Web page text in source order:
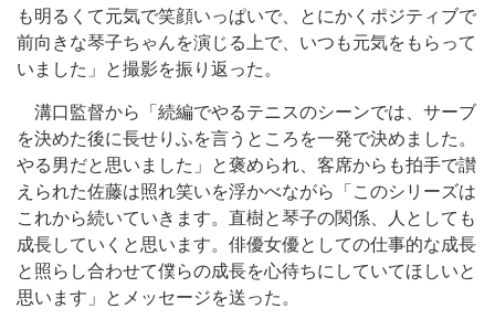
も明るくて元気で笑顔いっぱいで、とにかくポジティブで
前向きな琴子ちゃんを演じる上で、いつも元気をもらって
いました」と撮影を振り返った。
溝口監督から「続編でやるテニスのシーンでは、サーブ
を決めた後に長せりふを言うところを一発で決めました。
やる男だと思いました」と褒められ、客席からも拍手で讃
えられた佐藤は照れ笑いを浮かべながら「このシリーズは
これから続いていきます。直樹と琴子の関係、人としても
成長していくと思います。俳優女優としての仕事的な成長
と照らし合わせて僕らの成長を心待ちにしていてほしいと
思います」とメッセージを送った。